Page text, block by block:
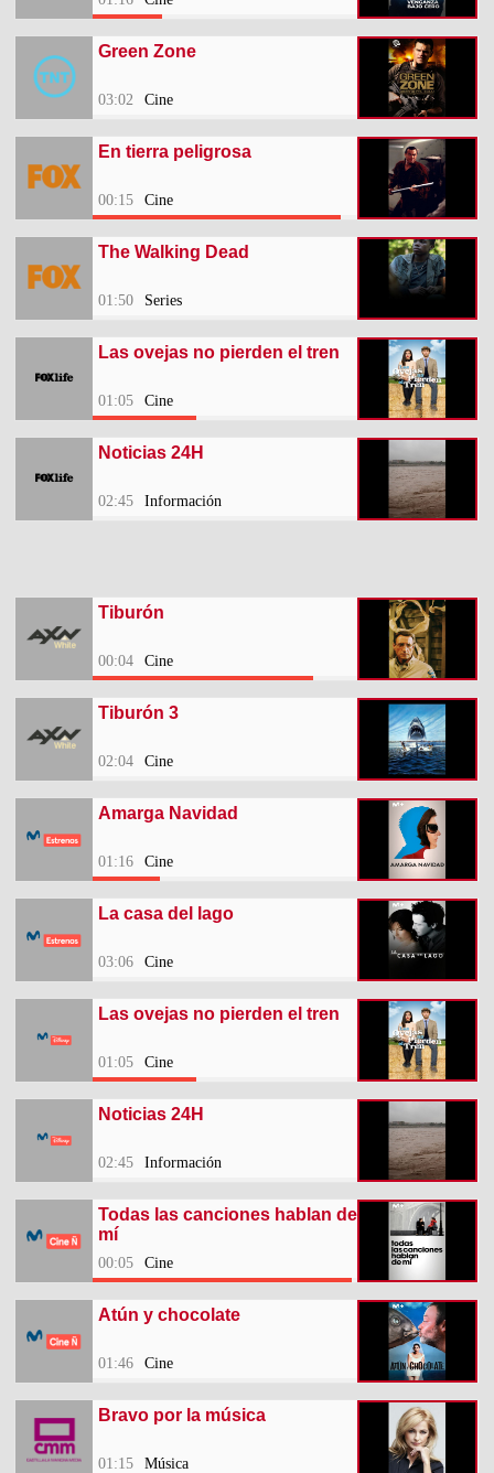
Green Zone
03:02 Cine
En tierra peligrosa
00:15 Cine
The Walking Dead
01:50 Series
Las ovejas no pierden el tren
01:05 Cine
Noticias 24H
02:45 Información
Tiburón
00:04 Cine
Tiburón 3
02:04 Cine
Amarga Navidad
01:16 Cine
La casa del lago
03:06 Cine
Las ovejas no pierden el tren
01:05 Cine
Noticias 24H
02:45 Información
Todas las canciones hablan de
mí
00:05 Cine
Atún y chocolate
01:46 Cine
Bravo por la música
01:15 Música